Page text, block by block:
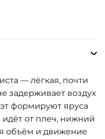
— лёгкая, почти
задерживает воздух
формируют яруса
от плеч, нижний
объём и движение